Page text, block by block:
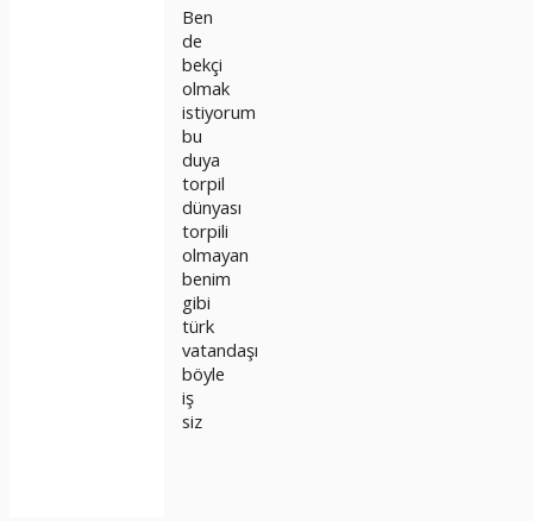
Ben
de
bekçi
olmak
istiyorum
bu
duya
torpil
dünyası
torpili
olmayan
benim
gibi
türk
vatandaşı
böyle
iş
siz